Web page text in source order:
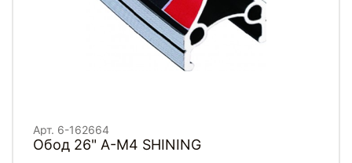
Арт. 6-162664
Обод 26" A-M4 SHINING